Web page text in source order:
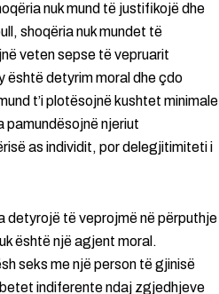
nuk mund të justifikojë dhe
shoqëria nuk mundet të
veten sepse të vepruarit
është detyrim moral dhe çdo
t’i plotësojnë kushtet minimale
pamundësojnë njeriut
as individit, por delegjitimiteti i
detyrojë të veprojmë në përputhje
është një agjent moral.
seks me një person të gjinisë
indiferente ndaj zgjedhjeve